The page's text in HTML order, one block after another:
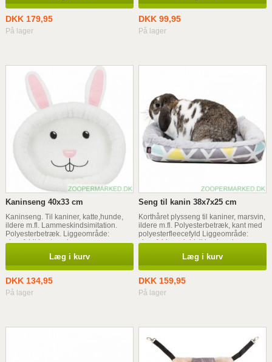
DKK 179,95
På lager
DKK 99,95
På lager
Kaninseng 40x33 cm
Kaninseng. Til kaniner, katte,hunde,
ildere m.fl. Lammeskindsimitation.
Polyesterbetræk. Liggeområde:
skumfyldt kant med
Læg i kurv
DKK 134,95
På lager
Seng til kanin 38x7x25 cm
Korthåret plysseng til kaniner, marsvin,
ildere m.fl. Polyesterbetræk, kant med
polyesterfleecefyld Liggeområde:
skumfyld og skridsikker bund
Læg i kurv
DKK 159,95
På lager